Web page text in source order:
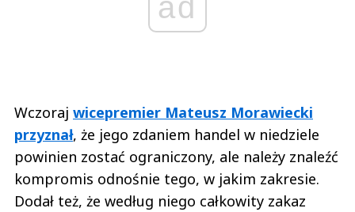
Wczoraj wicepremier Mateusz Morawiecki
przyznał, że jego zdaniem handel w niedziele
powinien zostać ograniczony, ale należy znaleźć
kompromis odnośnie tego, w jakim zakresie.
Dodał też, że według niego całkowity zakaz